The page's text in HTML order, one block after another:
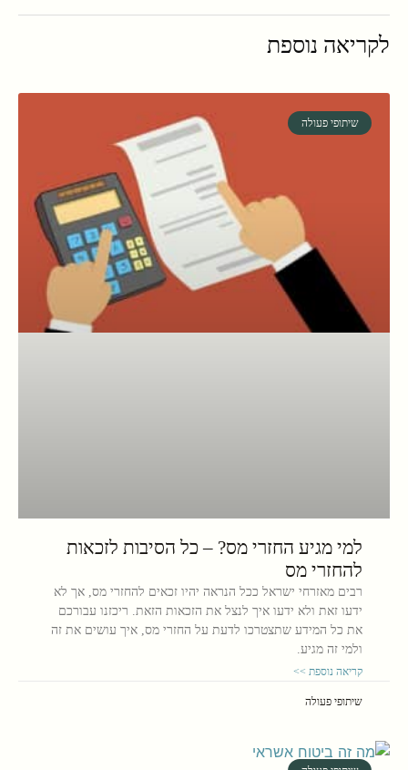
לקריאה נוספת
שיתופי פעולה
למי מגיע החזרי מס? – כל הסיבות לזכאות
להחזרי מס
רבים מאזרחי ישראל ככל הנראה יהיו זכאים להחזרי מס, אך לא
ידעו זאת ולא ידעו איך לנצל את הזכאות הזאת. ריכזנו עבורכם
את כל המידע שתצטרכו לדעת על החזרי מס, איך עושים את זה
ולמי זה מגיע.
קריאה נוספת >>
שיתופי פעולה